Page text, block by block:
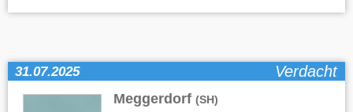
31.07.2025 Verdacht
Meggerdorf (SH)